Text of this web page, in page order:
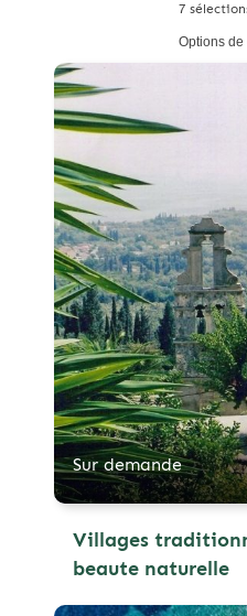
7
Options
Sur demande
Villages
beaute naturelle